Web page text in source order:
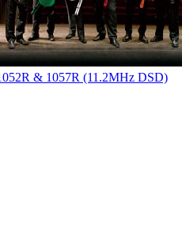
& 1057R (11.2MHz DSD)